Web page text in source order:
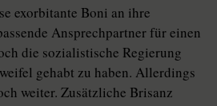
exorbitante Boni an ihre
Ansprechpartner für einen
die sozialistische Regierung
gehabt zu haben. Allerdings
weiter. Zusätzliche Brisanz